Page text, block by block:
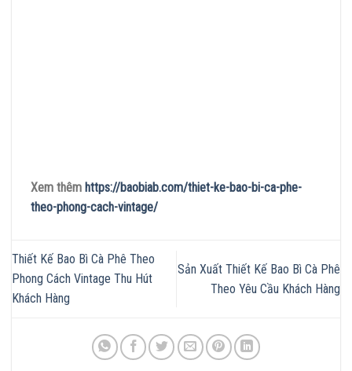
Xem thêm https://baobiab.com/thiet-ke-bao-bi-ca-phe-
theo-phong-cach-vintage/
Thiết Kế Bao Bì Cà Phê Theo
Phong Cách Vintage Thu Hút
Khách Hàng
Sản Xuất Thiết Kế Bao Bì Cà Phê
Theo Yêu Cầu Khách Hàng